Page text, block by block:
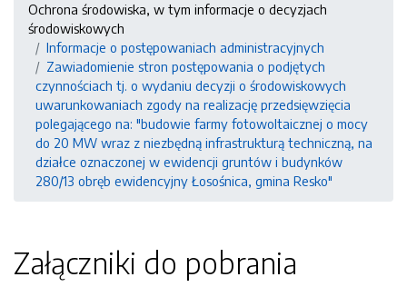
Ochrona środowiska, w tym informacje o decyzjach
środowiskowych
Informacje o postępowaniach administracyjnych
Zawiadomienie stron postępowania o podjętych
czynnościach tj. o wydaniu decyzji o środowiskowych
uwarunkowaniach zgody na realizację przedsięwzięcia
polegającego na: "budowie farmy fotowoltaicznej o mocy
do 20 MW wraz z niezbędną infrastrukturą techniczną, na
działce oznaczonej w ewidencji gruntów i budynków
280/13 obręb ewidencyjny Łosośnica, gmina Resko"
Załączniki do pobrania